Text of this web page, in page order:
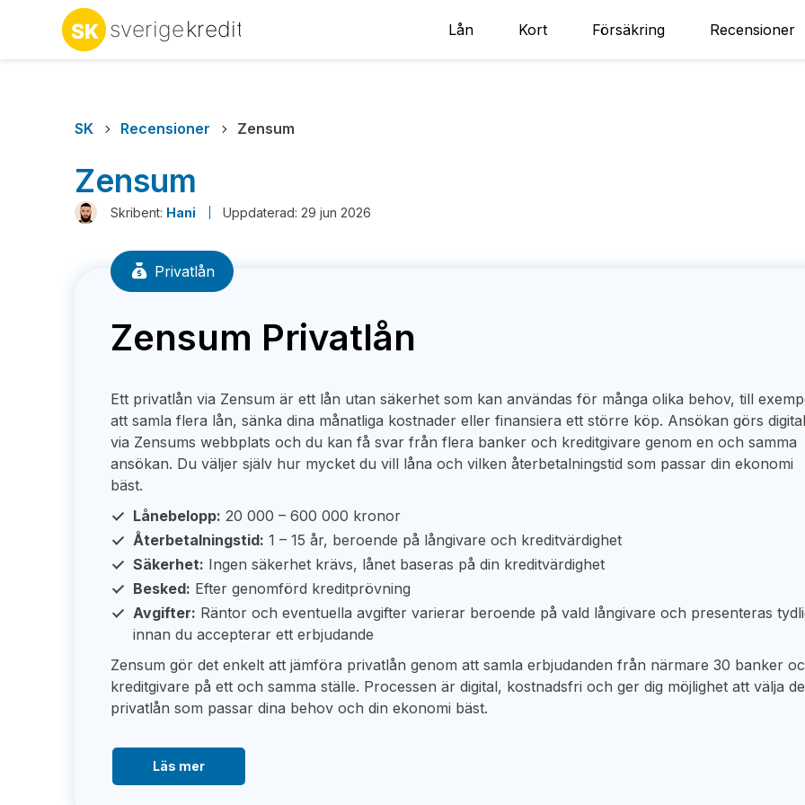
Lån Kort Försäkring Recensioner
SK Recensioner Zensum
Zensum
Skribent: Hani Uppdaterad: 29 jun 2026
Privatlån
Zensum Privatlån
Ett privatlån via Zensum är ett lån utan säkerhet som kan användas för många olika behov, till
att samla flera lån, sänka dina månatliga kostnader eller finansiera ett större köp. Ansökan görs
via Zensums webbplats och du kan få svar från flera banker och kreditgivare genom en och samma
ansökan. Du väljer själv hur mycket du vill låna och vilken återbetalningstid som passar din ekonomi
bäst.
Lånebelopp: 20 000 – 600 000 kronor
Återbetalningstid: 1 – 15 år, beroende på långivare och kreditvärdighet
Säkerhet: Ingen säkerhet krävs, lånet baseras på din kreditvärdighet
Besked: Efter genomförd kreditprövning
Avgifter: Räntor och eventuella avgifter varierar beroende på vald långivare och presenteras
innan du accepterar ett erbjudande
Zensum gör det enkelt att jämföra privatlån genom att samla erbjudanden från närmare 30 banker
kreditgivare på ett och samma ställe. Processen är digital, kostnadsfri och ger dig möjlighet att välja
privatlån som passar dina behov och din ekonomi bäst.
Läs mer